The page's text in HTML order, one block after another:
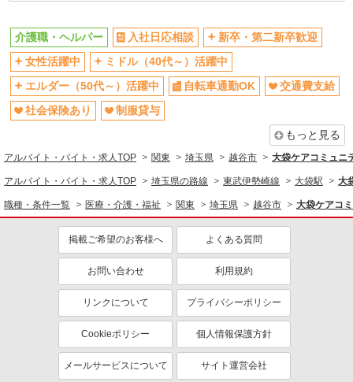
産休・育休取得実績あり
社員登用あり
同じ職種から求人を探す
医療・介護・福祉
介護職・ヘルパー
深夜
車通勤OK
産休・育休取得実績あり
社員登用あり
介護職・ヘルパー 入社日応相談
新卒・第二新卒歓迎
女性活躍中
ミドル（40代～）活躍中
エルダー（50代～）活躍中
自転車通勤OK
交通費支給
社会保険あり
制服貸与
もっと見る
アルバイト・バイト・求人TOP 関東 埼玉県 越谷市 大袋ケアコミュニ
アルバイト・バイト・求人TOP 埼玉県の路線 東武伊勢崎線 大袋駅 大
職種・条件一覧 医療・介護・福祉 関東 埼玉県 越谷市 大袋ケアコ
掲載ご希望のお客様へ よくある質問
お問い合わせ 利用規約
リンクについて プライバシーポリシー
Cookieポリシー 個人情報保護方針
メールサービスについて サイト運営会社